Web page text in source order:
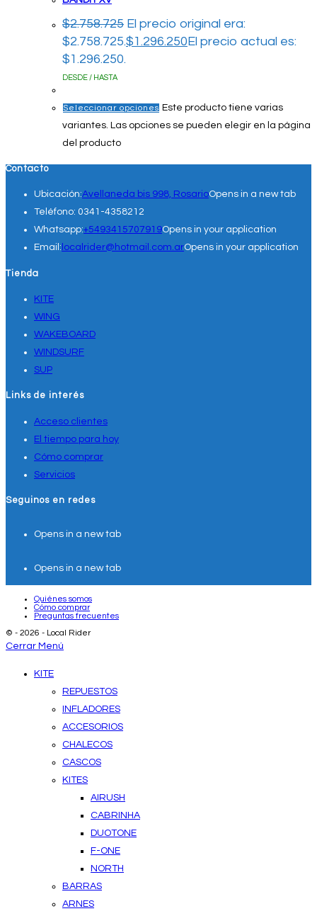
$2.758.725 El precio original era:
$2.758.725.$1.296.250El precio actual es:
$1.296.250.
DESDE / HASTA
Seleccionar opciones Este producto tiene varias
variantes. Las opciones se pueden elegir en la página
del producto
Contacto
Ubicación:Avellaneda bis 998, RosarioOpens in a new tab
Teléfono: 0341-4358212
Whatsapp:+5493415707919Opens in your application
Email: localrider@hotmail.com.arOpens in your application
Tienda
KITE
WING
WAKEBOARD
WINDSURF
SUP
Links de interés
Acceso clientes
El tiempo para hoy
Cómo comprar
Servicios
Seguinos en redes
Opens in a new tab
Opens in a new tab
Quiénes somos
Cómo comprar
Preguntas frecuentes
© - 2026 - Local Rider
Cerrar Menú
KITE
REPUESTOS
INFLADORES
ACCESORIOS
CHALECOS
CASCOS
KITES
AIRUSH
CABRINHA
DUOTONE
F-ONE
NORTH
BARRAS
ARNES